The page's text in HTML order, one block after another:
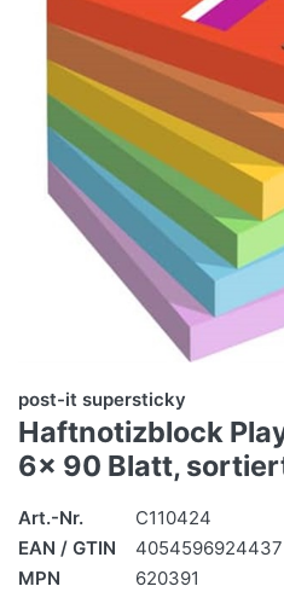
post-it supersticky
Haftnotizblock
6x 90 Blatt,
Art.-Nr.
C110424
EAN / GTIN
4054596924437
MPN
620391